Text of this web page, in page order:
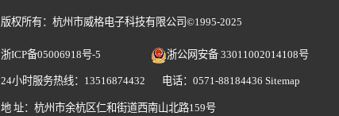
版权所有：杭州市威格电子科技有限公司©1995-2025
浙ICP备05006918号-5 浙公网安备 33011002014108号
24小时服务热线：13516874432 电话：0571-88184436 Sitemap
地 址：杭州市余杭区仁和街道西南山北路159号